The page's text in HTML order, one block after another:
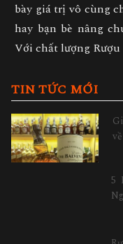
bày giá trị vô cùng
hay bạn bè nâng
Với chất lượng
TIN TỨC MỚI
5